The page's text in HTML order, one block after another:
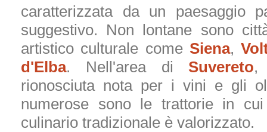
caratterizzata da un paesaggio
suggestivo. Non lontane sono
artistico culturale come Siena,
d'Elba. Nell'area di Suvereto,
rionosciuta nota per i vini e gli
numerose sono le trattorie in
culinario tradizionale è valorizzato.